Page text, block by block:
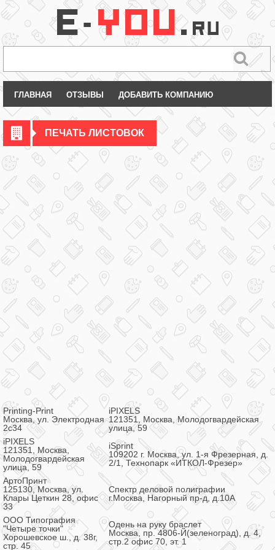
ГЛАВНАЯ ОТЗЫВЫ ДОБАВИТЬ КОМПАНИЮ
ПЕЧАТЬ ЛИСТОВОК
Printing-Print
Москва, ул. Электродная
2с34
iPIXELS
121351, Москва, Молодогвардейская
улица, 59
iPIXELS
121351, Москва,
Молодогвардейская
улица, 59
iSprint
109202 г. Москва, ул. 1-я Фрезерная, д.
2/1, Технопарк «ИТКОЛ-Фрезер»
АртоПринт
125130, Москва, ул.
Клары Цеткин 28, офис
33
Спектр деловой полиграфии
г.Москва, Нагорный пр-д, д.10А
ООО Типография
"Четыре точки"
Хорошевское ш., д. 38г,
стр. 45
Одень на руку браслет
Москва, пр. 4806-Й(зеленоград), д. 4,
стр.2 офис 70, эт. 1